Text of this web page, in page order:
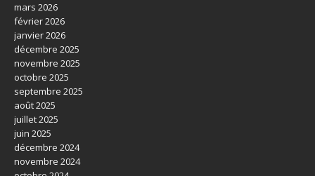
mars 2026
février 2026
janvier 2026
décembre 2025
novembre 2025
octobre 2025
septembre 2025
août 2025
juillet 2025
juin 2025
décembre 2024
novembre 2024